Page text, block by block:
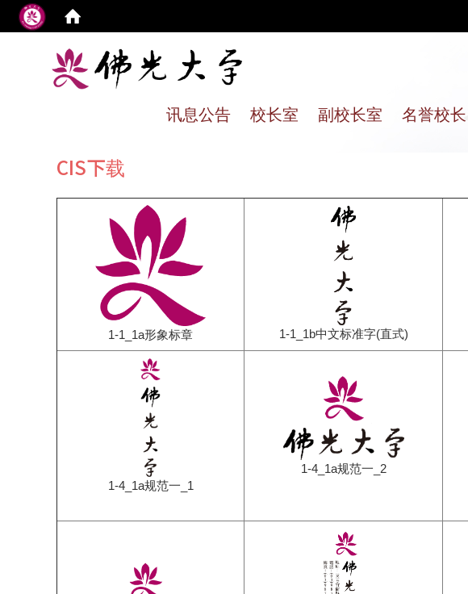
讯息公告 校长室 副校长室 名誉校长
CIS下载
1-1_1a形象标章 1-1_1b中文标准字(直式)
1-4_1a规范一_1
1-4_1a规范一_2